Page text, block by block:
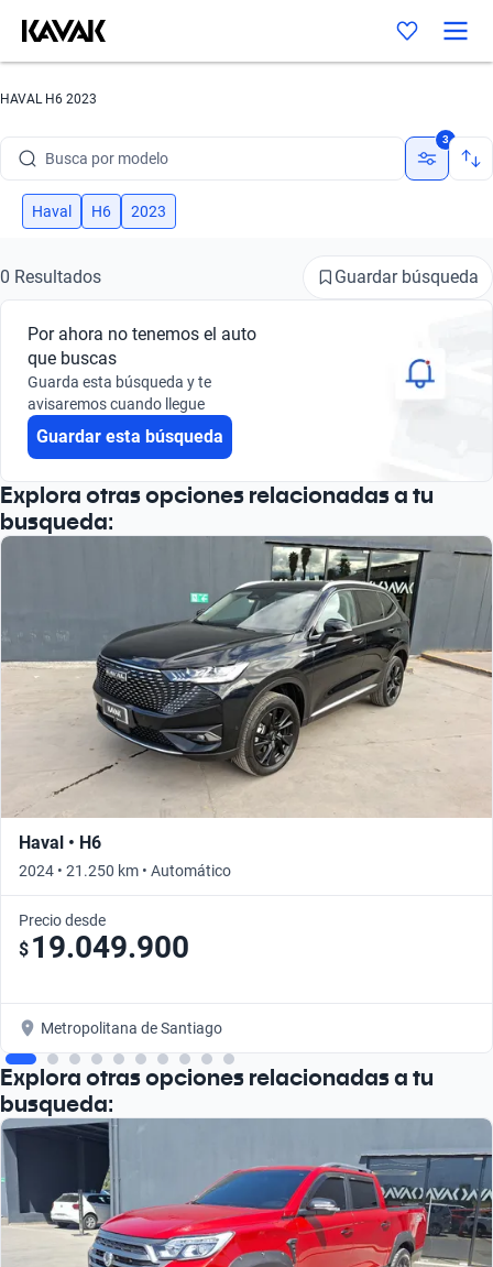
HAVAL H6 2023
Busca por modelo
Busca por versión
Busca por marca
Busca por modelo
Busca por versión
3
Haval H6 2023
0 Resultados Guardar búsqueda
Por ahora no tenemos el auto
que buscas
Guarda esta búsqueda y te
avisaremos cuando llegue
Guardar esta búsqueda
Explora otras opciones relacionadas a tu
busqueda:
Haval • H6
2024 • 21.250 km • Automático
Precio desde
$ 19.049.900
Metropolitana de Santiago
Explora otras opciones relacionadas a tu
busqueda: